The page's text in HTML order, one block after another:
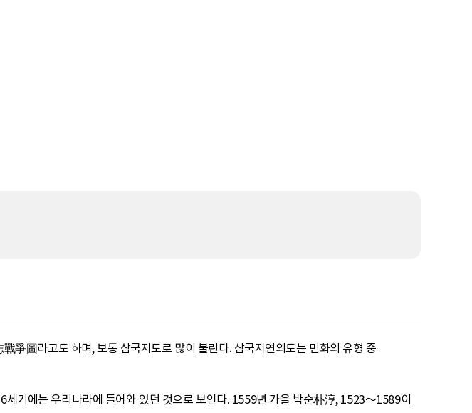
圖라고도 하며, 보통 삼국지도로 많이 불린다. 삼국지연의도는 민화의 유형 중
기에는 우리나라에 들어와 있던 것으로 보인다. 1559년 가을 박순朴淳, 1523～1589이